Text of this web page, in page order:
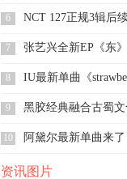
6
NCT 127正规3辑后
酷
7
张艺兴全新EP《东
8 IU最新单曲《
9 黑胶经典融合古蜀
10
阿黛尔最新单曲来
资讯图片